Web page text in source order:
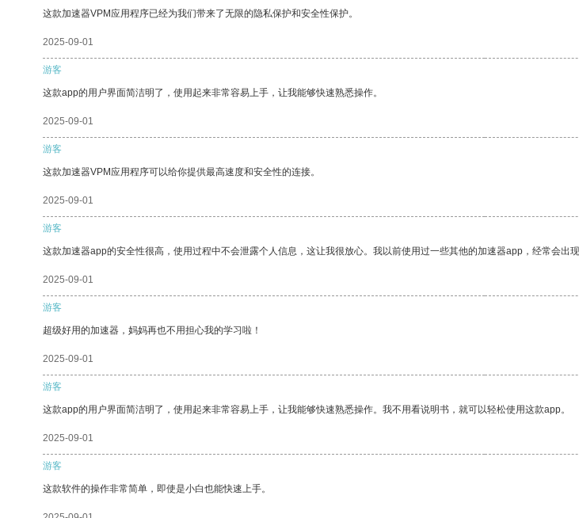
这款加速器VPM应用程序已经为我们带来了无限的隐私保护和安全性保护。
2025-09-01
游客
这款app的用户界面简洁明了，使用起来非常容易上手，让我能够快速熟悉操作。
2025-09-01
游客
这款加速器VPM应用程序可以给你提供最高速度和安全性的连接。
2025-09-01
游客
这款加速器app的安全性很高，使用过程中不会泄露个人信息，这让我很放心。我以前使用过一些其他的加速器app，经常会出
2025-09-01
游客
超级好用的加速器，妈妈再也不用担心我的学习啦！
2025-09-01
游客
这款app的用户界面简洁明了，使用起来非常容易上手，让我能够快速熟悉操作。我不用看说明书，就可以轻松使用这款app。
2025-09-01
游客
这款软件的操作非常简单，即使是小白也能快速上手。